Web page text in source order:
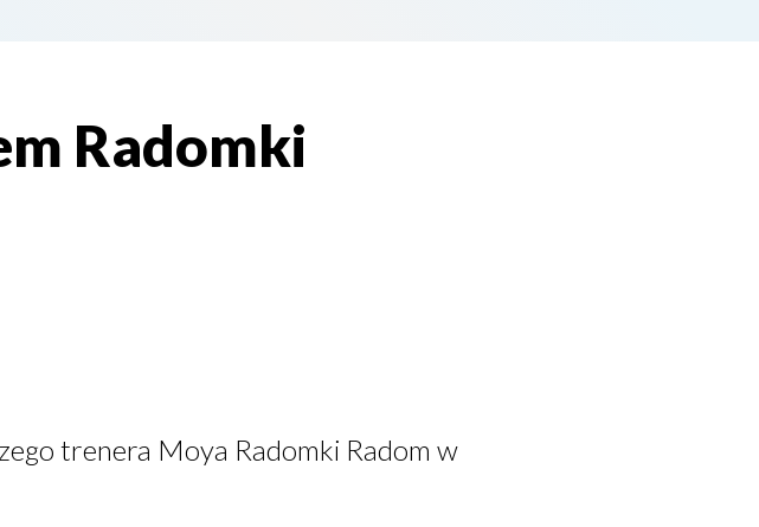
Radomki
trenera Moya Radomki Radom w